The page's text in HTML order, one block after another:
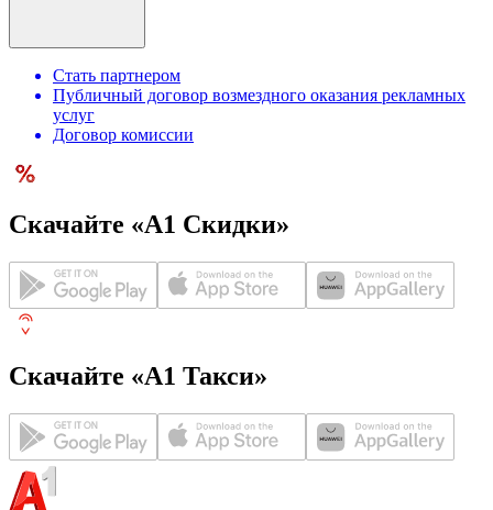
Стать партнером
Публичный договор возмездного оказания рекламных
услуг
Договор комиссии
Скачайте «А1 Скидки»
Скачайте «А1 Такси»